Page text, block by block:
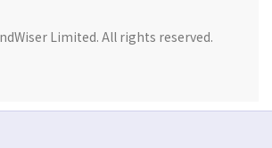
Limited. All rights reserved.